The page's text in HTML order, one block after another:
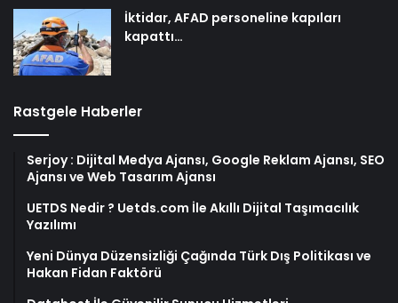
İktidar, AFAD personeline kapıları
kapattı…
Rastgele Haberler
Serjoy : Dijital Medya Ajansı, Google Reklam Ajansı, SEO
Ajansı ve Web Tasarım Ajansı
UETDS Nedir ? Uetds.com İle Akıllı Dijital Taşımacılık
Yazılımı
Yeni Dünya Düzensizliği Çağında Türk Dış Politikası ve
Hakan Fidan Faktörü